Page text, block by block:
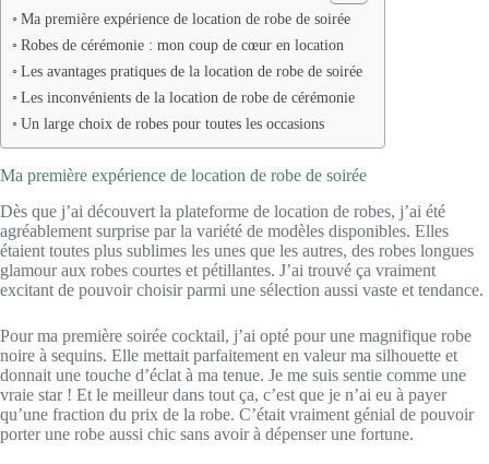
Ma première expérience de location de robe de soirée
Robes de cérémonie : mon coup de cœur en location
Les avantages pratiques de la location de robe de soirée
Les inconvénients de la location de robe de cérémonie
Un large choix de robes pour toutes les occasions
Ma première expérience de location de robe de soirée
Dès que j’ai découvert la plateforme de location de robes, j’ai été
agréablement surprise par la variété de modèles disponibles. Elles
étaient toutes plus sublimes les unes que les autres, des robes longues
glamour aux robes courtes et pétillantes. J’ai trouvé ça vraiment
excitant de pouvoir choisir parmi une sélection aussi vaste et tendance.
Pour ma première soirée cocktail, j’ai opté pour une magnifique robe
noire à sequins. Elle mettait parfaitement en valeur ma silhouette et
donnait une touche d’éclat à ma tenue. Je me suis sentie comme une
vraie star ! Et le meilleur dans tout ça, c’est que je n’ai eu à payer
qu’une fraction du prix de la robe. C’était vraiment génial de pouvoir
porter une robe aussi chic sans avoir à dépenser une fortune.